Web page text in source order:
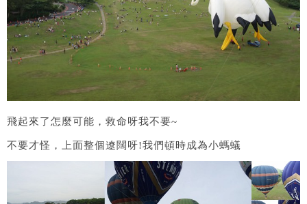
飛起來了怎麼可能，救命呀我不要~
不要才怪，上面整個遼闊呀!我們頓時成為小螞蟻